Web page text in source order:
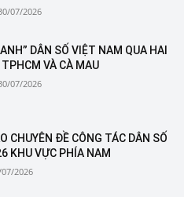
07/2026
DÂN SỐ VIỆT NAM QUA HAI
VÀ CÀ MAU
07/2026
CHUYÊN ĐỀ CÔNG TÁC DÂN SỐ
KHU VỰC PHÍA NAM
2026